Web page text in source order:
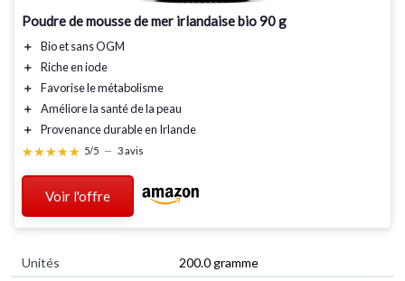
Poudre de mousse de mer irlandaise bio 90 g
＋ Bioetsans OGM
＋
Riche en iode
＋
Favorise lemétabolisme
＋
Améliore la santé de la peau
＋
Provenancedurableen Irlande
★★★★★
★★★★★ 5/5 — 3 avis
Voir l'offre
Unités
‎200.0 gramme